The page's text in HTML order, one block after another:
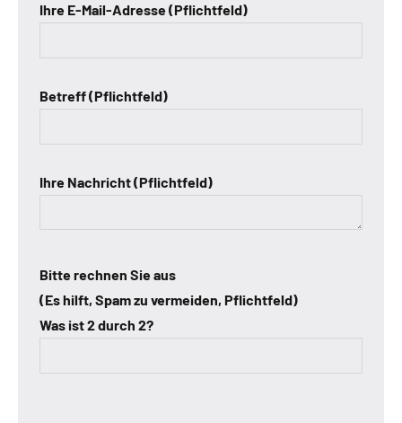
Ihre E-Mail-Adresse (Pflichtfeld)
Betreff (Pflichtfeld)
Ihre Nachricht (Pflichtfeld)
Bitte rechnen Sie aus
(Es hilft, Spam zu vermeiden, Pflichtfeld)
Was ist 2 durch 2?